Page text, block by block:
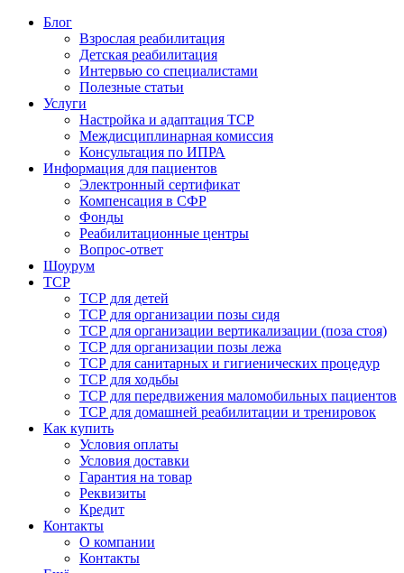
Блог
Взрослая реабилитация
Детская реабилитация
Интервью со специалистами
Полезные статьи
Услуги
Настройка и адаптация ТСР
Междисциплинарная комиссия
Консультация по ИПРА
Информация для пациентов
Электронный сертификат
Компенсация в СФР
Фонды
Реабилитационные центры
Вопрос-ответ
Шоурум
ТСР
ТСР для детей
ТСР для организации позы сидя
ТСР для организации вертикализации (поза стоя)
ТСР для организации позы лежа
ТСР для санитарных и гигиенических процедур
ТСР для ходьбы
ТСР для передвижения маломобильных пациентов
ТСР для домашней реабилитации и тренировок
Как купить
Условия оплаты
Условия доставки
Гарантия на товар
Реквизиты
Кредит
Контакты
О компании
Контакты